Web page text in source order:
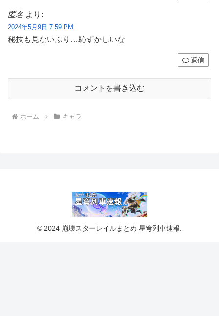
匿名 より:
2024年5月9日 7:59 PM
秘技も見ないふり…恥ずかしいな
返信
コメントを書き込む
ホーム キャラ
© 2024 崩壊スターレイルまとめ 星穹列車速報.